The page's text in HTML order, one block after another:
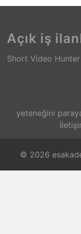
Açık iş
Short Video Hunter
yeteneğini
© 2026